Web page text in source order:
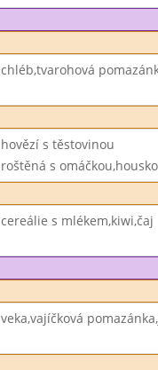
chléb,tvarohová
hovězí s těstovinou
roštěná s
cereálie s mlékem,kiwi,čaj
veka,vajíčková